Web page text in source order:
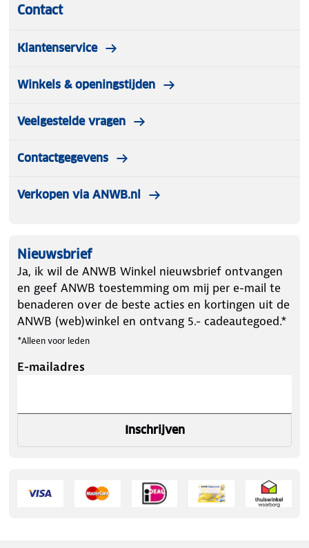
Contact
Klantenservice
Winkels & openingstijden
Veelgestelde vragen
Contactgegevens
Verkopen via ANWB.nl
Nieuwsbrief
Ja, ik wil de ANWB Winkel nieuwsbrief ontvangen
en geef ANWB toestemming om mij per e-mail te
benaderen over de beste acties en kortingen uit de
ANWB (web)winkel en ontvang 5.- cadeautegoed.*
*Alleen voor leden
E-mailadres
Inschrijven